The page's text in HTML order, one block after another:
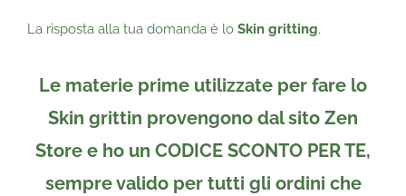
La risposta alla tua domanda è lo Skin gritting.
Le materie prime utilizzate per fare lo
Skin grittin provengono dal sito Zen
Store e ho un CODICE SCONTO PER TE,
semprevalido per tutti gli ordini che